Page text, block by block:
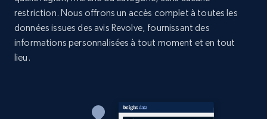
1.9K+ 323+ Commencer
specified keywords
restriction. Nous offrons un accès complet à toutes les
données issues des avis Revolve, fournissant des
informations personnalisées à tout moment et en tout
lieu.